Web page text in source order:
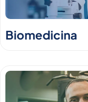
Biomedicina